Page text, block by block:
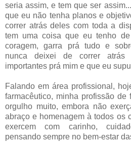
seria assim, e tem que ser
que eu não tenha planos e
correr atrás deles com toda a
tem uma coisa que eu tenho
coragem, garra prá tudo e
nunca deixei de correr
importantes prá mim e que eu
Falando em área profissional,
farmacêutico, minha profissão de
orgulho muito, embora não
abraço e homenagem à todos os
exercem com carinho,
pensando sempre no bem-estar